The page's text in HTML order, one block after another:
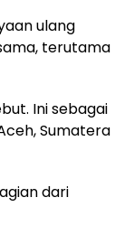
ulang
terutama
Ini sebagai
Sumatera
dari